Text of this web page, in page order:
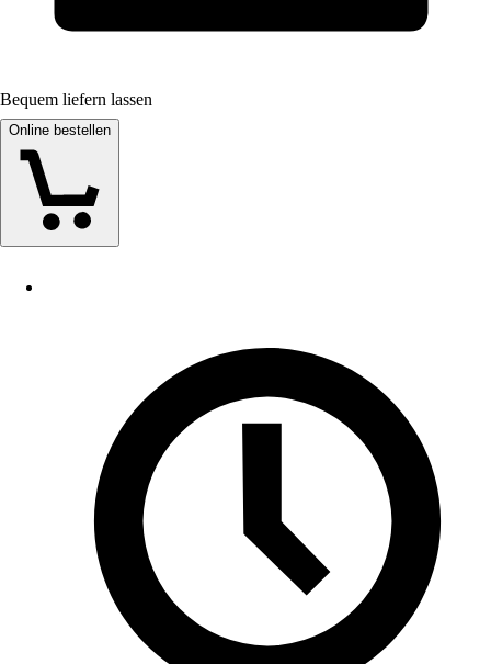
Bequem liefern lassen
Online bestellen